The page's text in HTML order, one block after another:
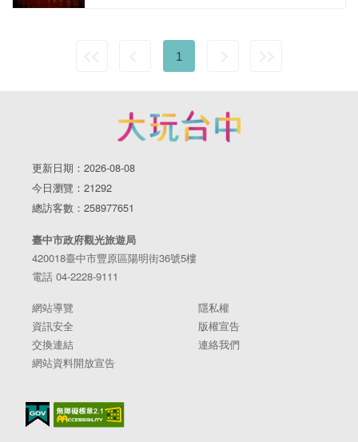
1
更新日期：2026-08-08
今日瀏覽：21292
總訪客數：258977651
臺中市政府觀光旅遊局
420018臺中市豐原區陽明街36號5樓
電話 04-2228-9111
網站導覽
隱私權
資訊安全
版權宣告
交換連結
連絡我們
網站資料開放宣告